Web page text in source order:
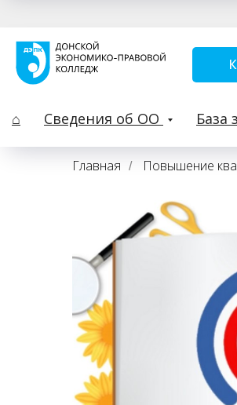
⌂ Сведения об ОО База
Главная / Повышение